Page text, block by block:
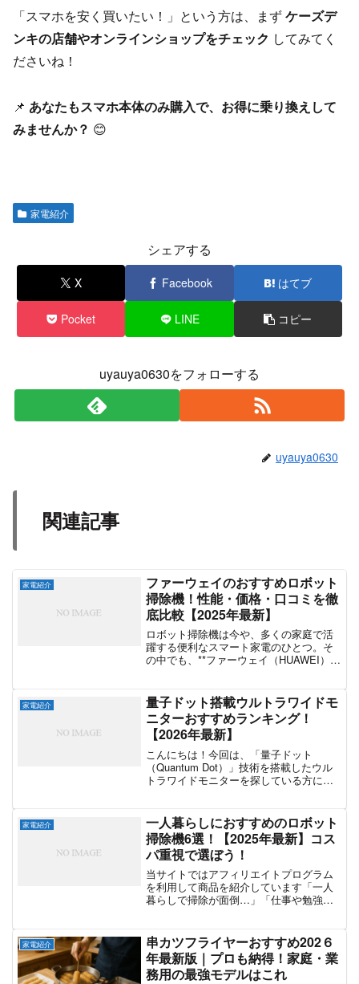
「スマホを安く買いたい！」という方は、まずケーズデ
ンキの店舗やオンラインショップをチェック してみてく
ださいね！
📌 あなたもスマホ本体のみ購入で、お得に乗り換えして
みませんか？ 😊
家電紹介
シェアする
X Facebook はてブ
Pocket LINE コピー
uyauya0630をフォローする
uyauya0630
関連記事
家電紹介
ファーウェイのおすすめロボット
掃除機！性能・価格・口コミを徹
底比較【2025年最新】
ロボット掃除機は今や、多くの家庭で活
躍する便利なスマート家電のひとつ。そ
の中でも、**ファーウェイ（HUAWEI）**
と静音設計✅ コスパ抜群の価格設定と、
機能性...
家電紹介
量子ドット搭載ウルトラワイドモ
ニターおすすめランキング！
【2026年最新】
こんにちは！今回は、「量子ドット
（Quantum Dot）」技術を搭載したウル
トラワイドモニターを探している方に向
ターって何が良いの？」「量子ドットで
何が変わるの？」こ...
家電紹介
一人暮らしにおすすめのロボット
掃除機6選！【2025年最新】コス
パ重視で選ぼう！
当サイトではアフィリエイトプログラム
を利用して商品を紹介しています「一人
暮らしで掃除が面倒…」「仕事や勉強で
機！最近は低価格＆高性能なモデルも増
えてきて、一人暮らしにも最...
家電紹介
串カツフライヤーおすすめ202６
年最新版｜プロも納得！家庭・業
務用の最強モデルはこれ